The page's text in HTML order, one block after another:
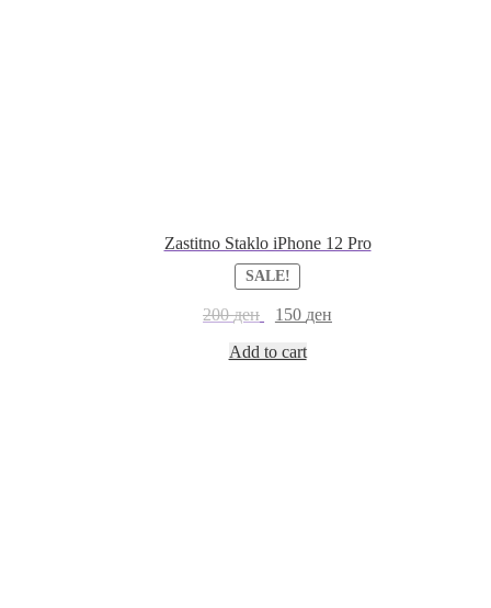
Zastitno Staklo iPhone 12 Pro
SALE!
200ден 150 ден
Add to cart